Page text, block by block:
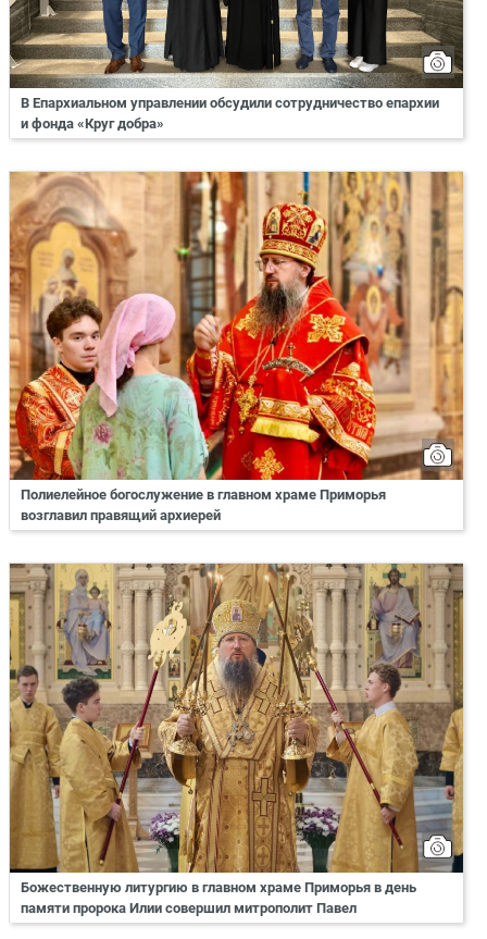
В Епархиальном управлении обсудили сотрудничество епархии
и фонда «Круг добра»
Полиелейное богослужение в главном храме Приморья
возглавил правящий архиерей
Божественную литургию в главном храме Приморья в день
памяти пророка Илии совершил митрополит Павел